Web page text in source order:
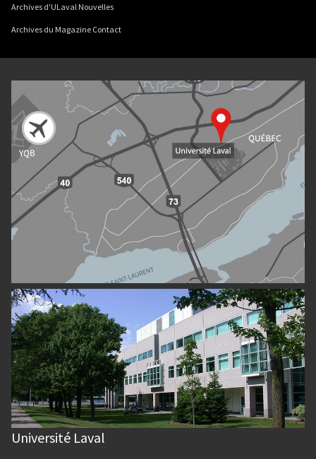
Archives d'ULaval Nouvelles
Archives du Magazine Contact
Université Laval